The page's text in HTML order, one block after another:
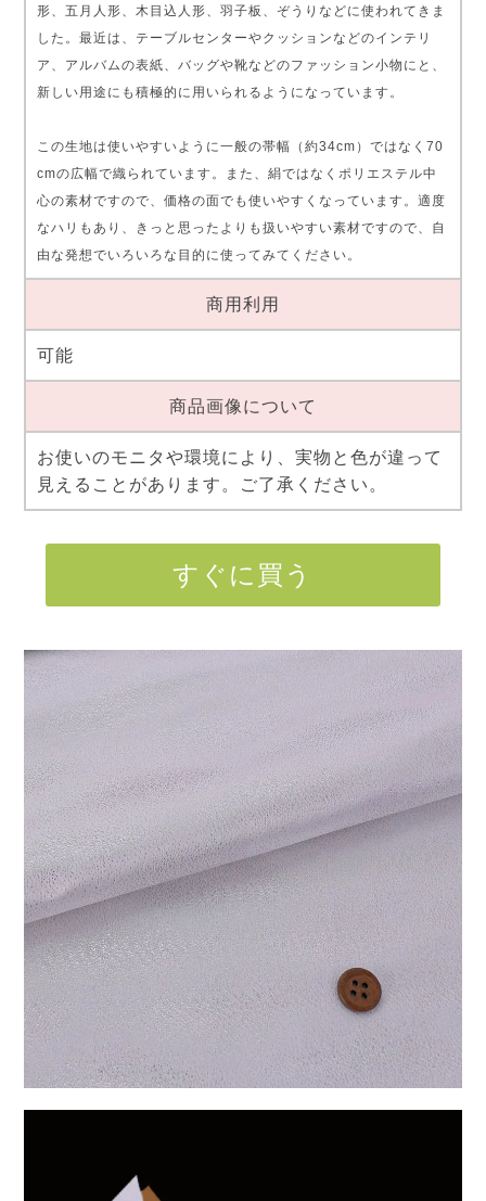
形、五月人形、木目込人形、羽子板、ぞうりなどに使われてきま
した。最近は、テーブルセンターやクッションなどのインテリ
ア、アルバムの表紙、バッグや靴などのファッション小物にと、
新しい用途にも積極的に用いられるようになっています。
この生地は使いやすいように一般の帯幅（約34cm）ではなく70
cmの広幅で織られています。また、絹ではなくポリエステル中
心の素材ですので、価格の面でも使いやすくなっています。適度
なハリもあり、きっと思ったよりも扱いやすい素材ですので、自
由な発想でいろいろな目的に使ってみてください。
商用利用
可能
商品画像について
お使いのモニタや環境により、実物と色が違って
見えることがあります。ご了承ください。
すぐに買う